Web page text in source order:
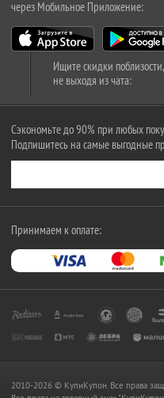
через Мобильное Приложение:
Ищите скидки поблизости,
не выходя из чата:
Сэкономьте до 90% при любых
Подпишитесь на самые выгодные
Принимаем к оплате:
2010-2026 © КупиКупон. Все права